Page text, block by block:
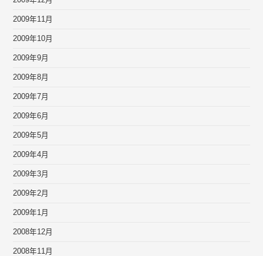
2009年11月
2009年10月
2009年9月
2009年8月
2009年7月
2009年6月
2009年5月
2009年4月
2009年3月
2009年2月
2009年1月
2008年12月
2008年11月